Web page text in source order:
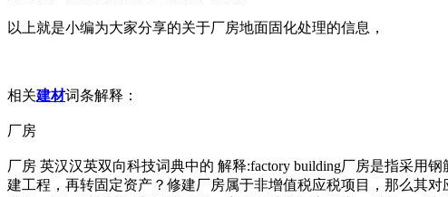
以上就是小编为大家分享的关于厂房地面固化处理的信息，
相关建材词条解释：
厂房
厂房 英汉汉英双向科技词典中的 解释:factory building厂房是指采用
建工程，再转固定资产？修建厂房属于非增值税应税项目，那么其